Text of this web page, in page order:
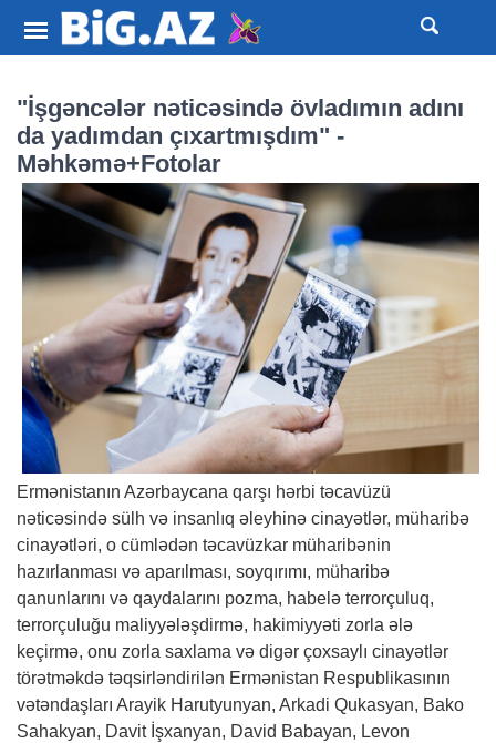
"İşgəncələr nəticəsində övladımın adını
da yadımdan çıxartmışdım" -
Məhkəmə+Fotolar
Ermənistanın Azərbaycana qarşı hərbi təcavüzü
nəticəsində sülh və insanlıq əleyhinə cinayətlər, müharibə
cinayətləri, o cümlədən təcavüzkar müharibənin
hazırlanması və aparılması, soyqırımı, müharibə
qanunlarını və qaydalarını pozma, habelə terrorçuluq,
terrorçuluğu maliyyələşdirmə, hakimiyyəti zorla ələ
keçirmə, onu zorla saxlama və digər çoxsaylı cinayətlər
törətməkdə təqsirləndirilən Ermənistan Respublikasının
vətəndaşları Arayik Harutyunyan, Arkadi Qukasyan, Bako
Sahakyan, Davit İşxanyan, David Babayan, Levon